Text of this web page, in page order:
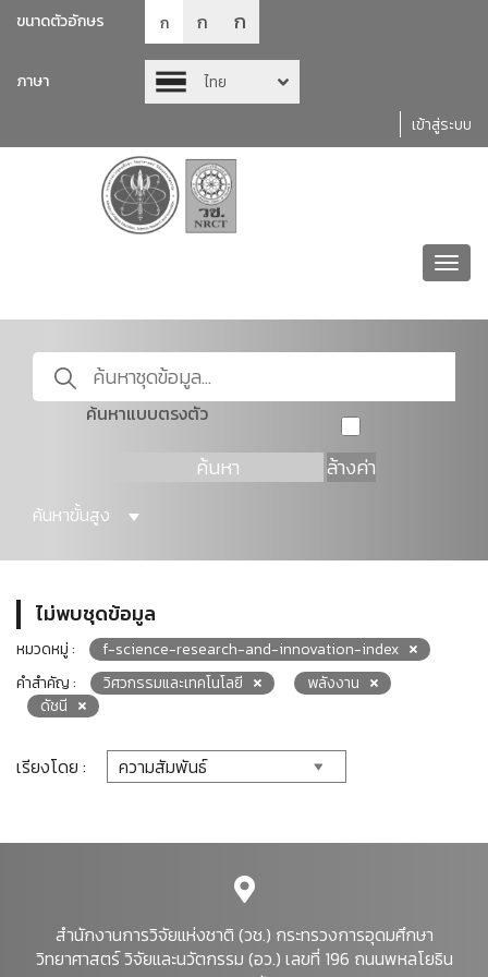
ขนาดตัวอักษร ก ก ก
ภาษา
ไทย
เข้าสู่ระบบ
ค้นหาแบบตรงตัว
ค้นหา ล้างค่า
ค้นหาขั้นสูง
ไม่พบชุดข้อมูล
หมวดหมู่ :
f-science-research-and-innovation-index
คำสำคัญ :
วิศวกรรมและเทคโนโลยี
พลังงาน
ดัชนี
เรียงโดย :
สำนักงานการวิจัยแห่งชาติ (วช.) กระทรวงการอุดมศึกษา
วิทยาศาสตร์ วิจัยและนวัตกรรม (อว.) เลขที่ 196 ถนนพหลโยธิน